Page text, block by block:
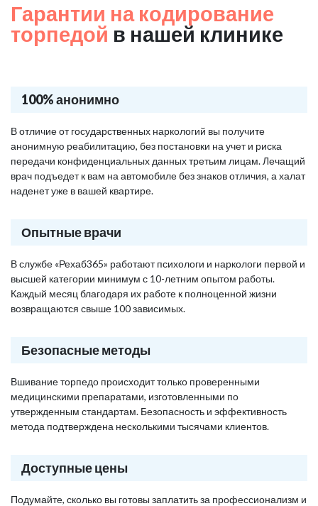
Гарантии на кодирование
торпедой в нашей клинике
100% анонимно
В отличие от государственных наркологий вы получите
анонимную реабилитацию, без постановки на учет и риска
передачи конфиденциальных данных третьим лицам. Лечащий
врач подъедет к вам на автомобиле без знаков отличия, а халат
наденет уже в вашей квартире.
Опытные врачи
В службе «Рехаб365» работают психологи и наркологи первой и
высшей категории минимум с 10-летним опытом работы.
Каждый месяц благодаря их работе к полноценной жизни
возвращаются свыше 100 зависимых.
Безопасные методы
Вшивание торпедо происходит только проверенными
медицинскими препаратами, изготовленными по
утвержденным стандартам. Безопасность и эффективность
метода подтверждена несколькими тысячами клиентов.
Доступные цены
Подумайте, сколько вы готовы заплатить за профессионализм и